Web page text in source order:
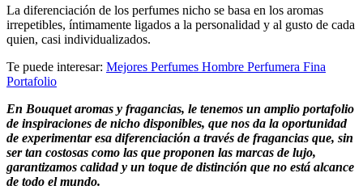
La diferenciación de los perfumes nicho se basa en los aromas
irrepetibles, íntimamente ligados a la personalidad y al gusto de cada
quien, casi individualizados.
Te puede interesar: Mejores Perfumes Hombre Perfumera Fina
Portafolio
En Bouquet aromas y fragancias, le tenemos un amplio portafolio
de inspiraciones de nicho disponibles, que nos da la oportunidad
de experimentar esa diferenciación a través de fragancias que, sin
ser tan costosas como las que proponen las marcas de lujo,
garantizamos calidad y un toque de distinción que no está alcance
de todo el mundo.